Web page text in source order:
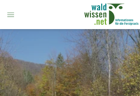
Toggle Menu